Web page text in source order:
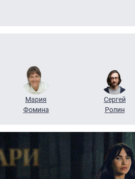
Мария
Фомина
Сергей
Ролин